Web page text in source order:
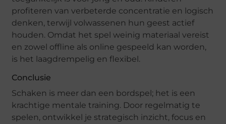
profiteren van verbeterde concentratie en logisch
denken, terwijl volwassenen hun geest actief
houden. Omdat het spel weinig materiaal vereist
en zowel offline als online gespeeld kan worden,
is het laagdrempelig en flexibel.
Conclusie
Schaken is meer dan een bordspel; het is een
krachtige mentale training. Door regelmatig te
spelen, ontwikkel je strategisch inzicht, focus en